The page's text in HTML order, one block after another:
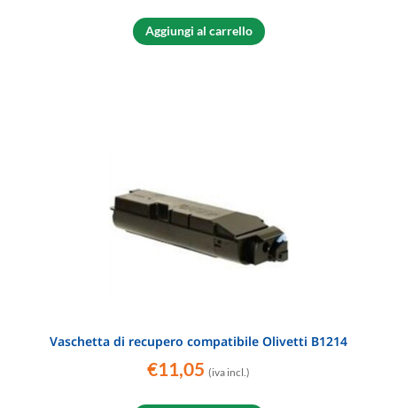
Aggiungi al carrello
Vaschetta di recupero compatibile Olivetti B1214
€11,05 (iva incl.)